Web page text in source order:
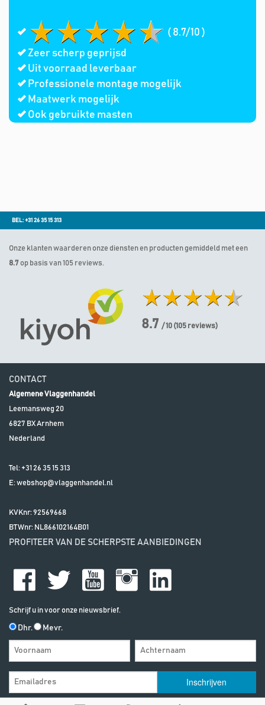
( 8.7/10 )
Zeer scherp geprijsd
Uit voorraad leverbaar
Professionele montage mogelijk
Maatwerk mogelijk
Ook gebruikte masten
BEL: +31 26 35 15 313
Onze klanten waarderen onze diensten en producten gemiddeld met een
8.7 op basis van 105 reviews.
8.7 / 10 (105 reviews)
CONTACT
Algemene Vlaggenhandel
Leemansweg 20
6827 BXArnhem
Nederland
Tel: +31 26 35 15 313
E:webshop@vlaggenhandel.nl
KVKnr: 92569668
BTWnr: NL866102164B01
PROFITEER VAN DE SCHERPSTE AANBIEDINGEN
Schrijf u in voor onze nieuwsbrief.
Dhr. Mevr.